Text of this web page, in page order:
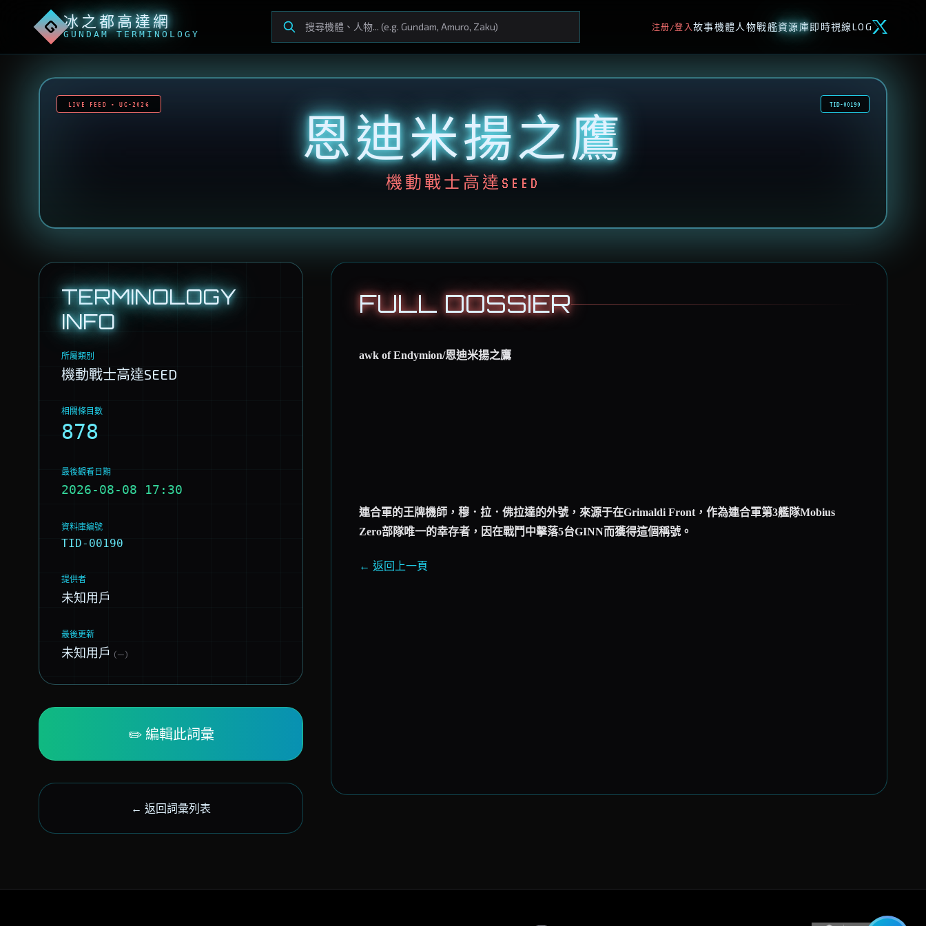
G冰之都高達網
GUNDAM TERMINOLOGY
注册/登入 故事機體人物戰艦資源庫即時視線LOG
LIVE FEED • UC-2026 TID-00190
恩迪米揚之鷹
機動戰士高達SEED
TERMINOLOGY
INFO
所屬類別
機動戰士高達SEED
相關條目數
878
最後觀看日期
2026-08-08 17:30
資料庫編號
TID-00190
提供者
未知用戶
最後更新
未知用戶 (—)
✏️ 編輯此詞彙
← 返回詞彙列表
FULL DOSSIER
awk of Endymion/恩迪米揚之鷹
連合軍的王牌機師，穆．拉．佛拉達的外號，來源于在Grimaldi Front，作為連合軍第3艦隊Mobius
Zero部隊唯一的幸存者，因在戰鬥中擊落5台GINN而獲得這個稱號。
← 返回上一頁